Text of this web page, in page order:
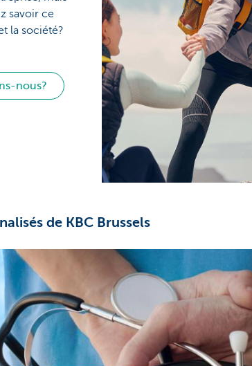
savoir ce
la société?
nous?
de KBC Brussels